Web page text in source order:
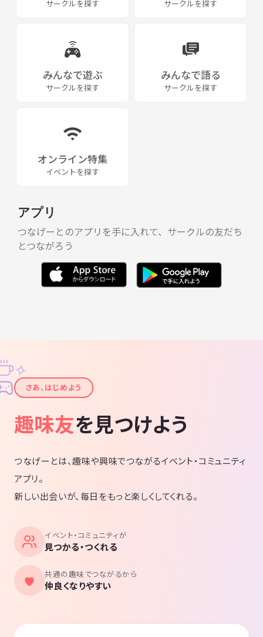
サークルを探す サークルを探す
みんなで遊ぶ
サークルを探す
みんなで語る
サークルを探す
オンライン特集
イベントを探す
アプリ
つなげーとのアプリを手に入れて、サークルの友だち
とつながろう
✦
✧
さあ、はじめよう
趣味友を見つけよう
つなげーとは、趣味や興味でつながるイベント・コミュニティ
アプリ。
新しい出会いが、毎日をもっと楽しくしてくれる。
イベント・コミュニティが
見つかる・つくれる
共通の趣味でつながるから
仲良くなりやすい